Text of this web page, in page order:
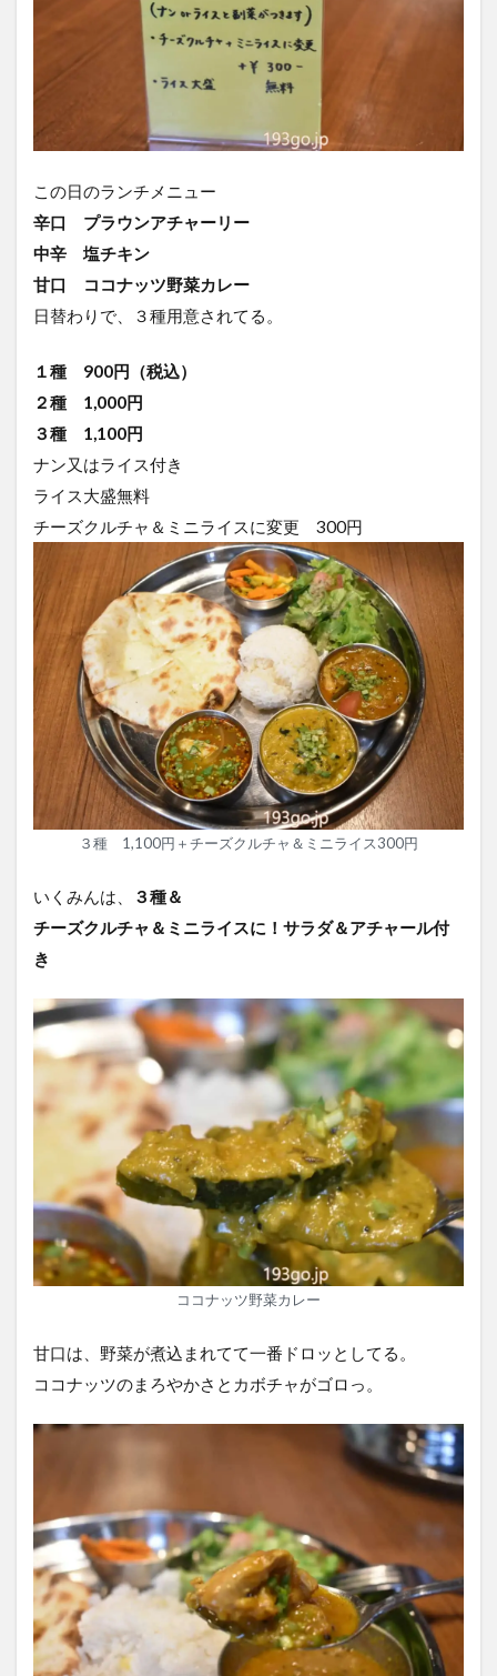
この日のランチメニュー
辛口 プラウンアチャーリー
中辛 塩チキン
甘口 ココナッツ野菜カレー
日替わりで、３種用意されてる。
１種 900円（税込）
２種 1,000円
３種 1,100円
ナン又はライス付き
ライス大盛無料
チーズクルチャ＆ミニライスに変更 300円
３種 1,100円＋チーズクルチャ＆ミニライス300円
いくみんは、
３種＆
チーズクルチャ＆ミニライスに！サラダ＆アチャール付
き
ココナッツ野菜カレー
甘口は、野菜が煮込まれてて一番ドロッとしてる。
ココナッツのまろやかさとカボチャがゴロっ。